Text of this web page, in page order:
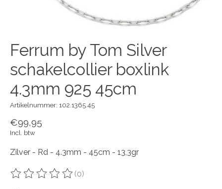
Ferrum by Tom Silver
schakelcollier boxlink
4.3mm 925 45cm
Artikelnummer: 102.1365.45
€99,95
Incl. btw
Zilver - Rd - 4.3mm - 45cm - 13,3gr
De beoordeling van dit product is
(0)